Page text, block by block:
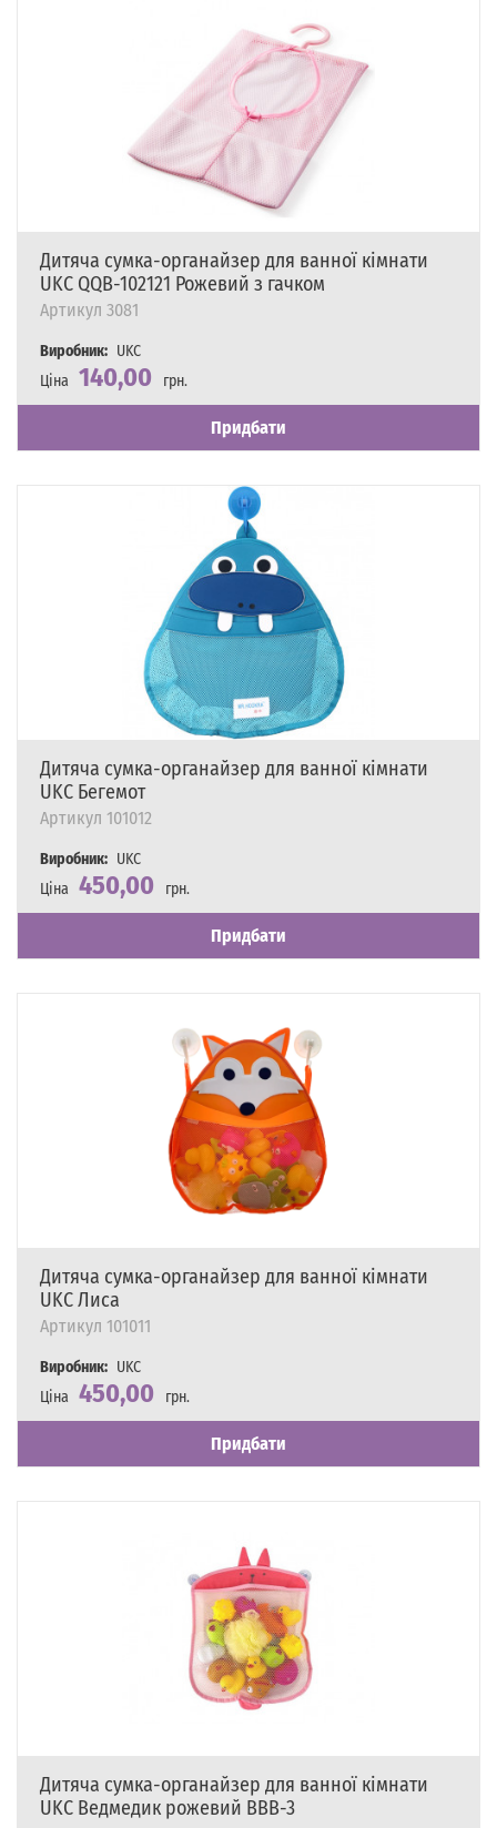
Дитяча сумка-органайзер для ванної кімнати
UKC QQB-102121 Рожевий з гачком
Артикул 3081
Виробник: UKC
Ціна 140,00
грн.
Наявність
Є в наявності
Придбати
Дитяча сумка-органайзер для ванної кімнати
UKC Бегемот
Артикул 101012
Виробник: UKC
Ціна 450,00
грн.
Наявність
Є в наявності
Придбати
Дитяча сумка-органайзер для ванної кімнати
UKC Лиса
Артикул 101011
Виробник: UKC
Ціна 450,00
грн.
Наявність
Є в наявності
Придбати
Дитяча сумка-органайзер для ванної кімнати
UKC Ведмедик рожевий BBB-3